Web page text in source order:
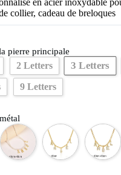
en acier inoxydable
collier, cadeau de breloques
pierre principale
2 Letters 3 Letters
9 Letters